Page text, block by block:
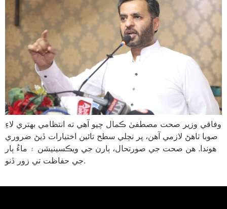
وفاقي وزير صحت مصطفىٰ ڪمال چيو آهي ته انتظامي بهتري لاءِ
صوبا ٺاهڻ لازمي آهن، پر نچلي سطح تائين اختيارات ڏيڻ ضروري
هوندا. هن صحت جي صورتحال، ٻارن جي ويڪسينيشن ۽ ماءُ ٻار
جي حفاظت تي زور ڏنو.